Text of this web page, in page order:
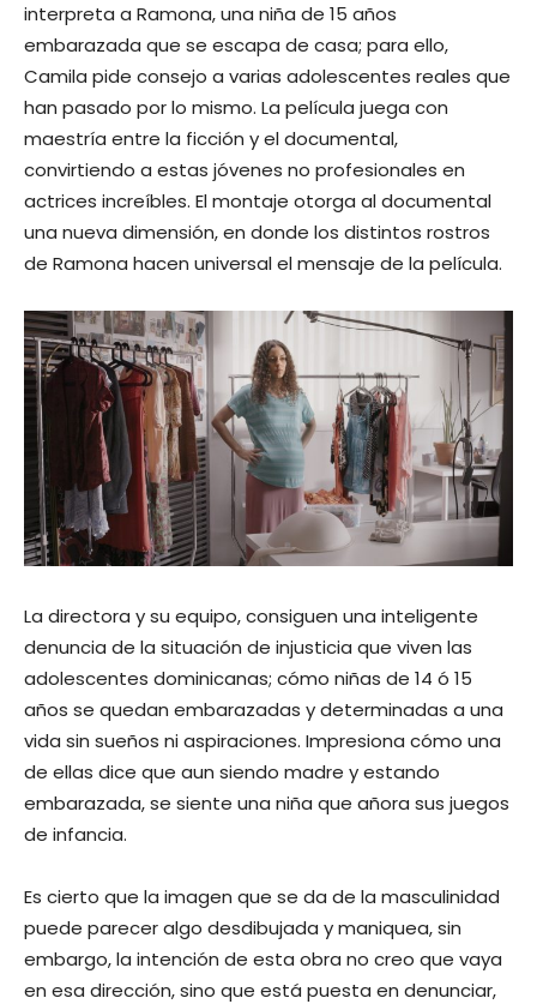
interpreta a Ramona, una niña de 15 años
embarazada que se escapa de casa; para ello,
Camila pide consejo a varias adolescentes reales que
han pasado por lo mismo. La película juega con
maestría entre la ficción y el documental,
convirtiendo a estas jóvenes no profesionales en
actrices increíbles. El montaje otorga al documental
una nueva dimensión, en donde los distintos rostros
de Ramona hacen universal el mensaje de la película.
La directora y su equipo, consiguen una inteligente
denuncia de la situación de injusticia que viven las
adolescentes dominicanas; cómo niñas de 14 ó 15
años se quedan embarazadas y determinadas a una
vida sin sueños ni aspiraciones. Impresiona cómo una
de ellas dice que aun siendo madre y estando
embarazada, se siente una niña que añora sus juegos
de infancia.
Es cierto que la imagen que se da de la masculinidad
puede parecer algo desdibujada y maniquea, sin
embargo, la intención de esta obra no creo que vaya
en esa dirección, sino que está puesta en denunciar,